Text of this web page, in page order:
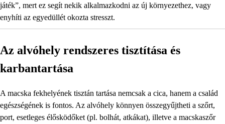
játék”, mert ez segít nekik alkalmazkodni az új környezethez, vagy
enyhíti az egyedüllét okozta stresszt.
Az alvóhely rendszeres tisztítása és
karbantartása
A macska fekhelyének tisztán tartása nemcsak a cica, hanem a család
egészségének is fontos. Az alvóhely könnyen összegyűjtheti a szőrt,
port, esetleges élősködőket (pl. bolhát, atkákat), illetve a macskaszőr